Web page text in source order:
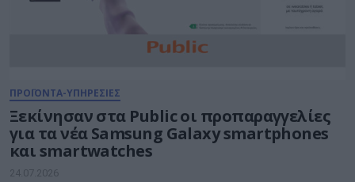
ΠΡΟΪΟΝΤΑ-ΥΠΗΡΕΣΙΕΣ
Ξεκίνησαν στα Public οι προπαραγγελίες
για τα νέα Samsung Galaxy smartphones
και smartwatches
24.07.2026